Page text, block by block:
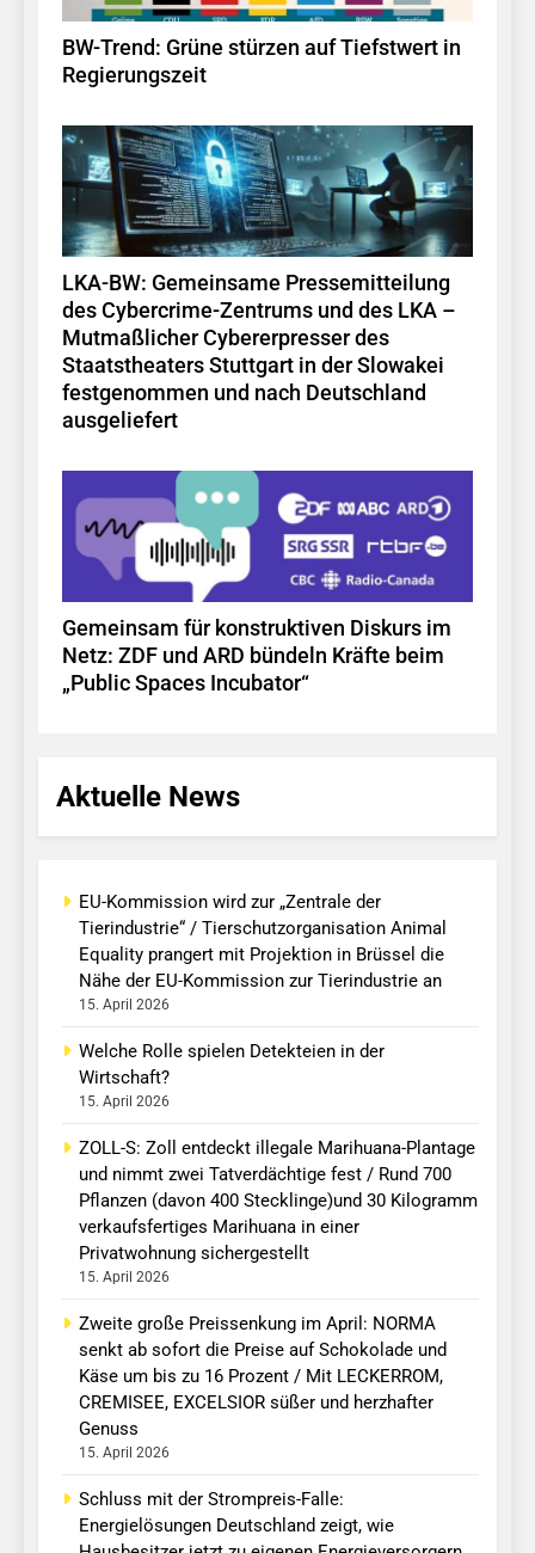
BW-Trend: Grüne stürzen auf Tiefstwert in
Regierungszeit
LKA-BW: Gemeinsame Pressemitteilung
des Cybercrime-Zentrums und des LKA –
Mutmaßlicher Cybererpresser des
Staatstheaters Stuttgart in der Slowakei
festgenommen und nach Deutschland
ausgeliefert
Gemeinsam für konstruktiven Diskurs im
Netz: ZDF und ARD bündeln Kräfte beim
„Public Spaces Incubator“
Aktuelle News
EU-Kommission wird zur „Zentrale der
Tierindustrie“ / Tierschutzorganisation Animal
Equality prangert mit Projektion in Brüssel die
Nähe der EU-Kommission zur Tierindustrie an
15. April 2026
Welche Rolle spielen Detekteien in der
Wirtschaft?
15. April 2026
ZOLL-S: Zoll entdeckt illegale Marihuana-Plantage
und nimmt zwei Tatverdächtige fest / Rund 700
Pflanzen (davon 400 Stecklinge)und 30 Kilogramm
verkaufsfertiges Marihuana in einer
Privatwohnung sichergestellt
15. April 2026
Zweite große Preissenkung im April: NORMA
senkt ab sofort die Preise auf Schokolade und
Käse um bis zu 16 Prozent / Mit LECKERROM,
CREMISEE, EXCELSIOR süßer und herzhafter
Genuss
15. April 2026
Schluss mit der Strompreis-Falle:
Energielösungen Deutschland zeigt, wie